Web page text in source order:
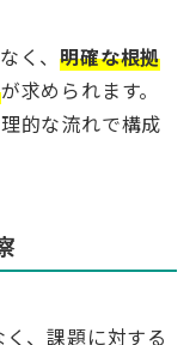
く、明確な根拠
が求められます。
的な流れで構成
、課題に対する